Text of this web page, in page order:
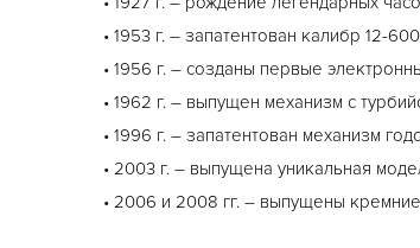
• 1953 г. – запатентован калибр 12-
• 1956 г. – созданы первые
• 1962 г. – выпущен механизм с
• 1996 г. – запатентован механизм
• 2003 г. – выпущена уникальная
• 2006 и 2008 гг. – выпущены